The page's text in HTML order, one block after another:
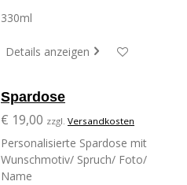
330ml
Details anzeigen
Spardose
€ 19,00 zzgl. Versandkosten
Personalisierte Spardose mit
Wunschmotiv/ Spruch/ Foto/
Name